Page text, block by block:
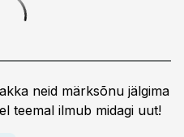
neid märksõnu jälgima
teemal ilmub midagi uut!